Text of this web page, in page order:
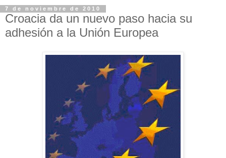
7 de noviembre de 2010
Croacia da un nuevo paso hacia su
adhesión a la Unión Europea